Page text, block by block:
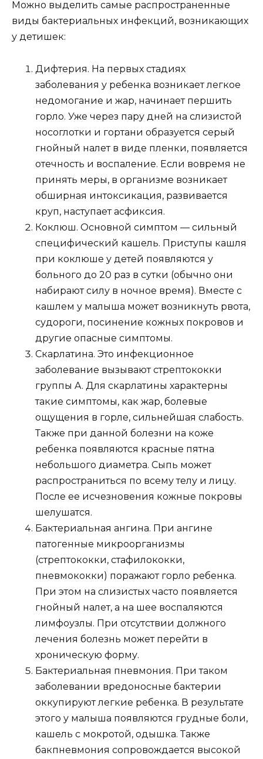
Можно выделить самые распространенные
виды бактериальных инфекций, возникающих
у детишек:
Дифтерия. На первых стадиях
заболевания у ребенка возникает легкое
недомогание и жар, начинает першить
горло. Уже через пару дней на слизистой
носоглотки и гортани образуется серый
гнойный налет в виде пленки, появляется
отечность и воспаление. Если вовремя не
принять меры, в организме возникает
обширная интоксикация, развивается
круп, наступает асфиксия.
Коклюш. Основной симптом — сильный
специфический кашель. Приступы кашля
при коклюше у детей появляются у
больного до 20 раз в сутки (обычно они
набирают силу в ночное время). Вместе с
кашлем у малыша может возникнуть рвота,
судороги, посинение кожных покровов и
другие опасные симптомы.
Скарлатина. Это инфекционное
заболевание вызывают стрептококки
группы A. Для скарлатины характерны
такие симптомы, как жар, болевые
ощущения в горле, сильнейшая слабость.
Также при данной болезни на коже
ребенка появляются красные пятна
небольшого диаметра. Сыпь может
распространиться по всему телу и лицу.
После ее исчезновения кожные покровы
шелушатся.
Бактериальная ангина. При ангине
патогенные микроорганизмы
(стрептококки, стафилококки,
пневмококки) поражают горло ребенка.
При этом на слизистых часто появляется
гнойный налет, а на шее воспаляются
лимфоузлы. При отсутствии должного
лечения болезнь может перейти в
хроническую форму.
Бактериальная пневмония. При таком
заболевании вредоносные бактерии
оккупируют легкие ребенка. В результате
этого у малыша появляются грудные боли,
кашель с мокротой, одышка. Также
бакпневмония сопровождается высокой